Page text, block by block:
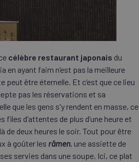
célèbre restaurant japonais du
en ayant faim n’est pas la meilleure
peut être éternelle. Et c’est que ce lieu
pas les réservations et sa
que les gens s'y rendent en masse, ce
files d’attentes de plus d’une heure et
de deux heures le soir. Tout pour être
à goûter les rāmen, une assiette de
servies dans une soupe. Ici, ce plat